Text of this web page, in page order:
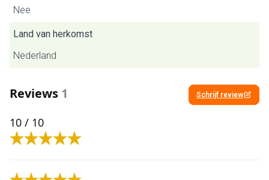
Nee
Land van herkomst
Nederland
Reviews 1 Schrijf review
10 / 10